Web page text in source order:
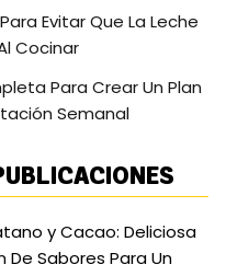
Evitar Que La Leche
Cocinar
Para Crear Un Plan
Semanal
y Cacao: Deliciosa
De Sabores Para Un